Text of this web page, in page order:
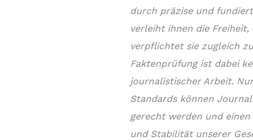
durch präzise und
verleiht ihnen die
verpflichtet sie zugleich
Faktenprüfung ist dabei
journalistischer Arbeit.
Standards können
gerecht werden und
und Stabilität unserer